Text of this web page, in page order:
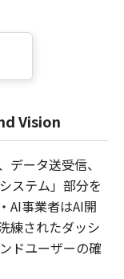
Vision
ータ送受信、
ステム」部分を
AI事業者はAI開
練されたダッシ
ドユーザーの確